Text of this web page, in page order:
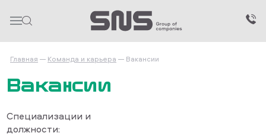
Главная Команда и карьера Вакансии
Вакансии
Специализации и
должности: